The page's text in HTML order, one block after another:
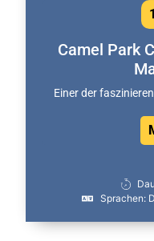
Camel Park
Einer der
Sprachen: